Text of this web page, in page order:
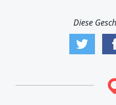
Diese